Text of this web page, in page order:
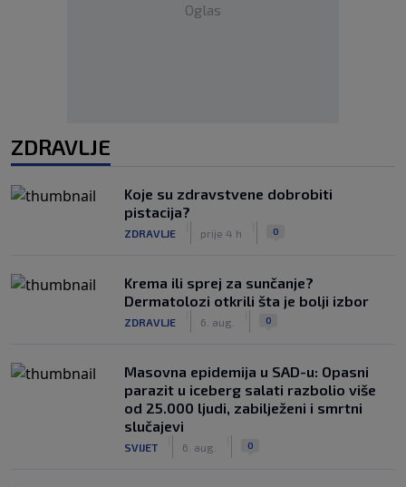
Oglas
ZDRAVLJE
Koje su zdravstvene dobrobiti
pistacija?
ZDRAVLJE prije 4 h 0
Krema ili sprej za sunčanje?
Dermatolozi otkrili šta je bolji izbor
ZDRAVLJE 6. aug. 0
Masovna epidemija u SAD-u: Opasni
parazit u iceberg salati razbolio više
od 25.000 ljudi, zabilježeni i smrtni
slučajevi
SVIJET 6. aug. 0